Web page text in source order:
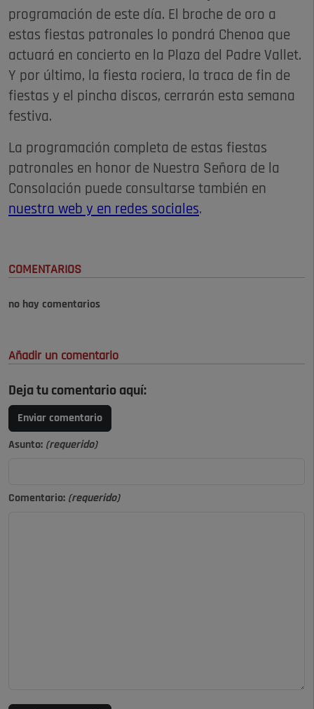
programación de este día. El broche de oro a
estas fiestas patronales lo pondrá Chenoa que
actuará en concierto en la Plaza del Padre Vallet.
Y por último, la fiesta rociera, la traca de fin de
fiestas y el pincha discos, cerrarán esta semana
festiva.
La programación completa de estas fiestas
patronales en honor de Nuestra Señora de la
Consolación puede consultarse también en
nuestra web y en redes sociales.
COMENTARIOS
no hay comentarios
Añadir un comentario
Deja tu comentario aquí:
Enviar comentario
Asunto: (requerido)
Comentario: (requerido)